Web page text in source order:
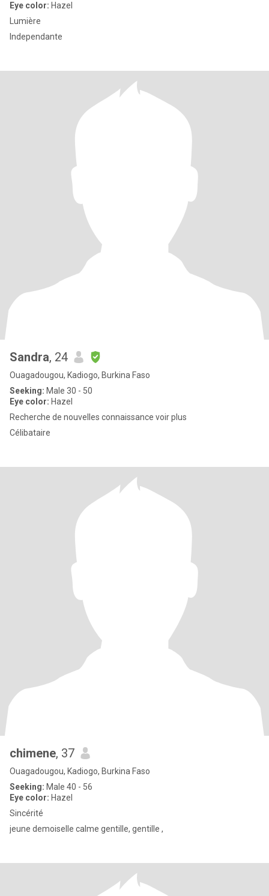
Eye color: Hazel
Lumière
Independante
Sandra, 24
Ouagadougou, Kadiogo, Burkina Faso
Seeking: Male 30 - 50
Eye color: Hazel
Recherche de nouvelles connaissance voir plus
Célibataire
chimene, 37
Ouagadougou, Kadiogo, Burkina Faso
Seeking: Male 40 - 56
Eye color: Hazel
Sincérité
jeune demoiselle calme gentille, gentille ,